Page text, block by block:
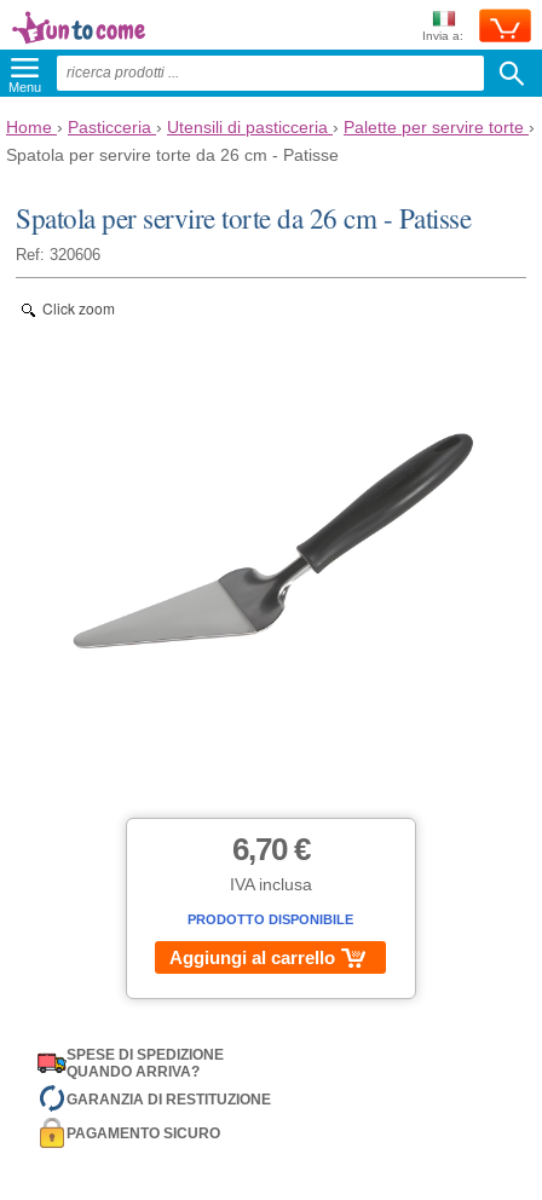
Invia a:
Menu
Home › Pasticceria › Utensili di pasticceria › Palette per servire torte ›
Spatola per servire torte da 26 cm - Patisse
Spatola per servire torte da 26 cm - Patisse
Ref: 320606
Click zoom
6,70 €
IVA inclusa
PRODOTTO DISPONIBILE
Aggiungi al carrello
SPESE DI SPEDIZIONE
QUANDO ARRIVA?
GARANZIA DI RESTITUZIONE
PAGAMENTO SICURO